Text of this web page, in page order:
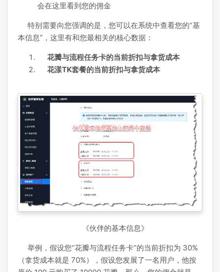
会在这里看到您的佣金
特别需要向您强调的是，您可以在系统中查看您的“基
本信息”，这里有和您最相关的核心数据：
花瓣与流程任务卡的当前折扣与拿货成本
花漾TK套餐的当前折扣与拿货成本
《伙伴的基本信息》
举例，假设您“花瓣与流程任务卡”的当前折扣为 30%
（拿货成本就是 70%），假设您发展了一名用户，他按